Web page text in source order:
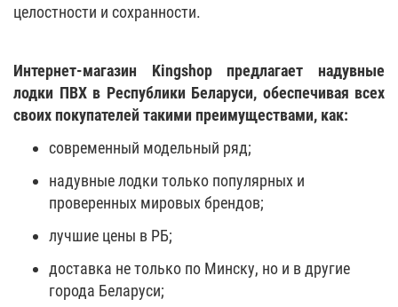
целостности и сохранности.
Интернет-магазин Kingshop предлагает надувные
лодки ПВХ в Республики Беларуси, обеспечивая всех
своих покупателей такими преимуществами, как:
современный модельный ряд;
надувные лодки только популярных и
проверенных мировых брендов;
лучшие цены в РБ;
доставка не только по Минску, но и в другие
города Беларуси;